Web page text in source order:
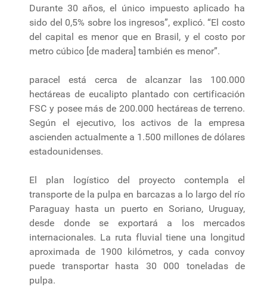
Durante 30 años, el único impuesto aplicado ha
sido del 0,5% sobre los ingresos”, explicó. “El costo
del capital es menor que en Brasil, y el costo por
metro cúbico [de madera] también es menor”.
paracel está cerca de alcanzar las 100.000
hectáreas de eucalipto plantado con certificación
FSC y posee más de 200.000 hectáreas de terreno.
Según el ejecutivo, los activos de la empresa
ascienden actualmente a 1.500 millones de dólares
estadounidenses.
El plan logístico del proyecto contempla el
transporte de la pulpa en barcazas a lo largo del río
Paraguay hasta un puerto en Soriano, Uruguay,
desde donde se exportará a los mercados
internacionales. La ruta fluvial tiene una longitud
aproximada de 1900 kilómetros, y cada convoy
puede transportar hasta 30 000 toneladas de
pulpa.